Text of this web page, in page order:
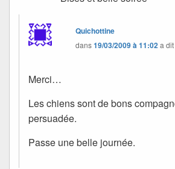
Quichottine
dans19/03/2009 à 11:02a dit
Merci…
Les chiens sont de bons
persuadée.
Passe une belle journée.